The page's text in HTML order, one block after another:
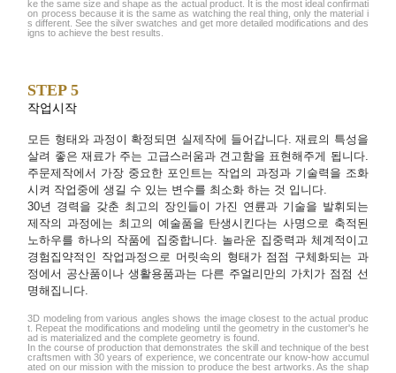
ke the same size and shape as the actual product. It is the most ideal confirmati
on process because it is the same as watching the real thing, only the material i
s different. See the silver swatches and get more detailed modifications and des
igns to achieve the best results.
STEP 5
작업시작
모든 형태와 과정이 확정되면 실제작에 들어갑니다. 재료의 특성을
살려 좋은 재료가 주는 고급스러움과 견고함을 표현해주게 됩니다.
주문제작에서 가장 중요한 포인트는 작업의 과정과 기술력을 조화
시켜 작업중에 생길 수 있는 변수를 최소화 하는 것 입니다.
30년 경력을 갖춘 최고의 장인들이 가진 연륜과 기술을 발휘되는
제작의 과정에는 최고의 예술품을 탄생시킨다는 사명으로 축적된
노하우를 하나의 작품에 집중합니다. 놀라운 집중력과 체계적이고
경험집약적인 작업과정으로 머릿속의 형태가 점점 구체화되는 과
정에서 공산품이나 생활용품과는 다른 주얼리만의 가치가 점점 선
명해집니다.
3D modeling from various angles shows the image closest to the actual produc
t. Repeat the modifications and modeling until the geometry in the customer's he
ad is materialized and the complete geometry is found.
In the course of production that demonstrates the skill and technique of the best
craftsmen with 30 years of experience, we concentrate our know-how accumul
ated on our mission with the mission to produce the best artworks. As the shap